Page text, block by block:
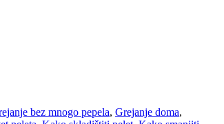
bez mnogo pepela, Grejanje doma,